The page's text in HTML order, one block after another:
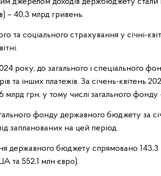
– 40,3 млрд гривень.
соціального страхування у січні-
року, до загального і спеціального
та інших платежів. За січень-квітень
грн, у тому числі загального
фонду державного бюджету за
запланованих на цей період.
бюджету спрямовано 143,3
та 552,1 млн євро).